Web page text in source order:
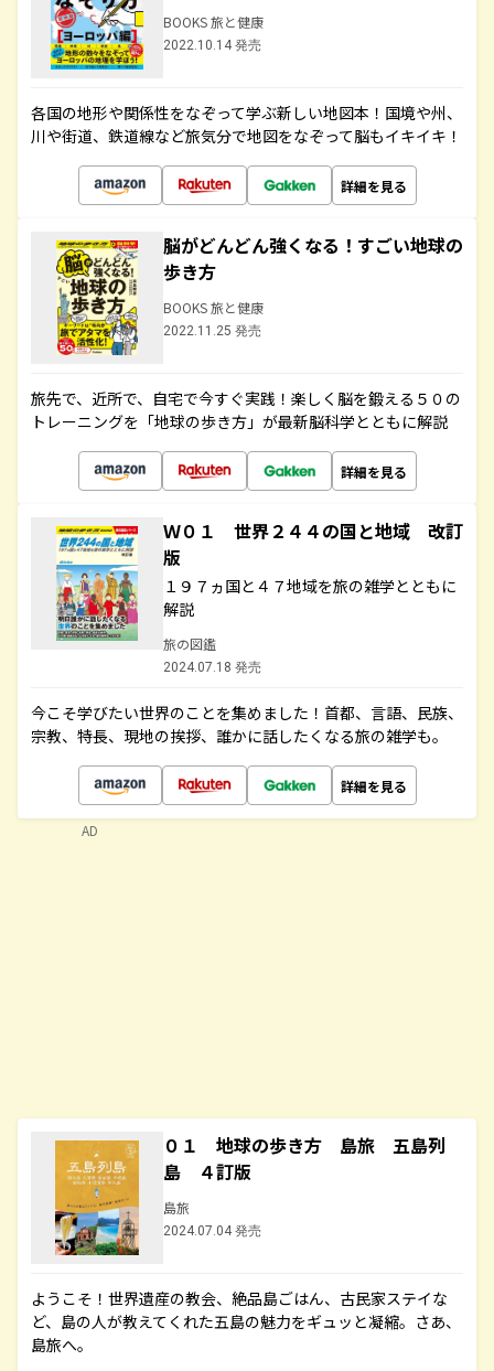
BOOKS 旅と健康
2022.10.14 発売
各国の地形や関係性をなぞって学ぶ新しい地図本！国境や州、
川や街道、鉄道線など旅気分で地図をなぞって脳もイキイキ！
詳細を見る
脳がどんどん強くなる！すごい地球の
歩き方
BOOKS 旅と健康
2022.11.25 発売
旅先で、近所で、自宅で今すぐ実践！楽しく脳を鍛える５０の
トレーニングを「地球の歩き方」が最新脳科学とともに解説
詳細を見る
Ｗ０１ 世界２４４の国と地域 改訂
版
１９７ヵ国と４７地域を旅の雑学とともに
解説
旅の図鑑
2024.07.18 発売
今こそ学びたい世界のことを集めました！首都、言語、民族、
宗教、特長、現地の挨拶、誰かに話したくなる旅の雑学も。
詳細を見る
０１ 地球の歩き方 島旅 五島列
島 ４訂版
島旅
2024.07.04 発売
ようこそ！世界遺産の教会、絶品島ごはん、古民家ステイな
ど、島の人が教えてくれた五島の魅力をギュッと凝縮。さあ、
島旅へ。
AD